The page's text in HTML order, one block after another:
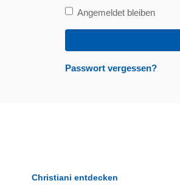
Bleibe
angemeldet
Angemeldet bleiben
Passwort vergessen?
Christiani entdecken